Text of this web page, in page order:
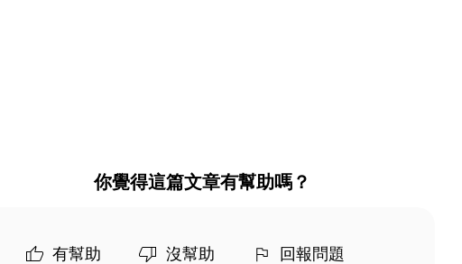
你覺得這篇文章有幫助嗎？
有幫助 沒幫助 回報問題